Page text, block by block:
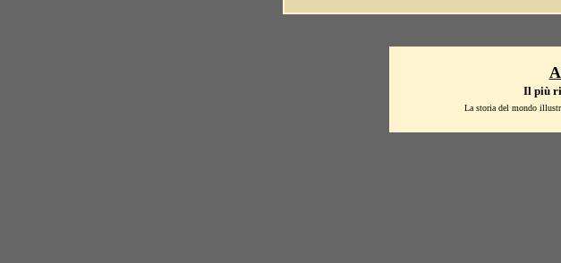
Il più
La storia del mondo